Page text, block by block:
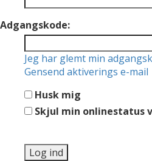
Adgangskode:
Jeg har glemt min
Gensend aktiverings e-mail
Husk mig
Skjul min onlinestatus